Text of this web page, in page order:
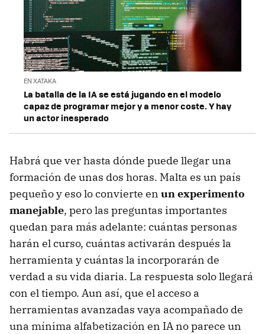
EN XATAKA
La batalla de la IA se está jugando en el modelo
capaz de programar mejor y a menor coste. Y hay
un actor inesperado
Habrá que ver hasta dónde puede llegar una
formación de unas dos horas. Malta es un país
pequeño y eso lo convierte en un experimento
manejable, pero las preguntas importantes
quedan para más adelante: cuántas personas
harán el curso, cuántas activarán después la
herramienta y cuántas la incorporarán de
verdad a su vida diaria. La respuesta solo llegará
con el tiempo. Aun así, que el acceso a
herramientas avanzadas vaya acompañado de
una mínima alfabetización en IA no parece un